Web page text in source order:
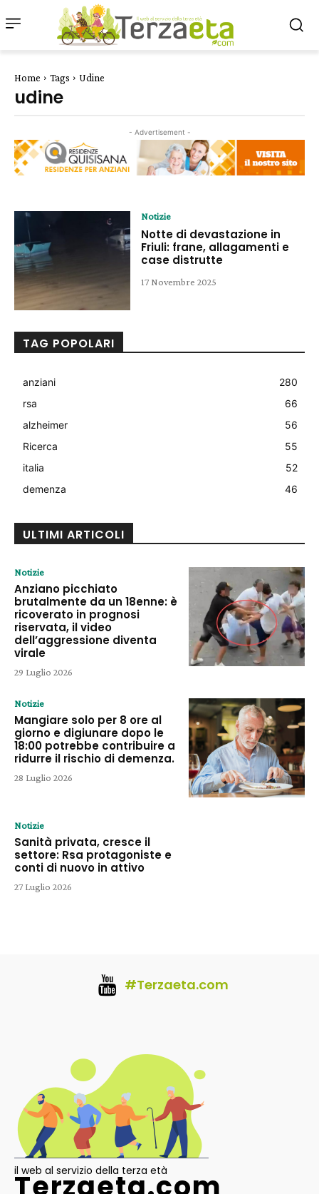
Home Tags Udine
udine
- Advertisement -
Notizie
Notte di devastazione in
Friuli: frane, allagamenti e
case distrutte
17 Novembre 2025
TAG POPOLARI
anziani
280
rsa
66
alzheimer
56
Ricerca
55
italia
52
demenza
46
ULTIMI ARTICOLI
Notizie
Anziano picchiato
brutalmente da un 18enne: è
ricoverato in prognosi
riservata, il video
dell’aggressione diventa
virale
29 Luglio 2026
Notizie
Mangiare solo per 8 ore al
giorno e digiunare dopo le
18:00 potrebbe contribuire a
ridurre il rischio di demenza.
28 Luglio 2026
Notizie
Sanità privata, cresce il
settore: Rsa protagoniste e
conti di nuovo in attivo
27 Luglio 2026
#Terzaeta.com
il web al servizio della terza età